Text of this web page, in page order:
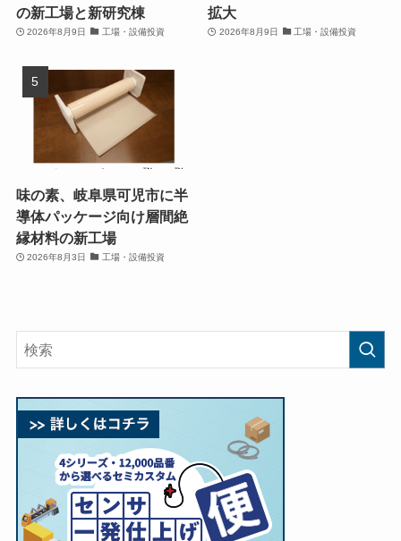
の新工場と新研究棟
2026年8月9日 工場・設備投資
拡大
2026年8月9日 工場・設備投資
味の素、岐阜県可児市に半
導体パッケージ向け層間絶
縁材料の新工場
2026年8月3日 工場・設備投資